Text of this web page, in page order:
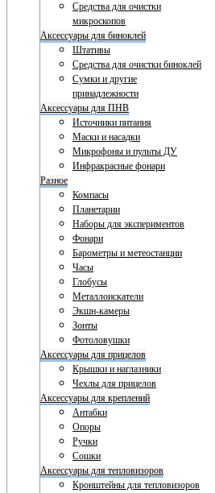
Средства для очистки
микроскопов
Аксессуары для биноклей
Штативы
Средства для очистки биноклей
Сумки и другие
принадлежности
Аксессуары для ПНВ
Источники питания
Маски и насадки
Микрофоны и пульты ДУ
Инфракрасные фонари
Разное
Компасы
Планетарии
Наборы для экспериментов
Фонари
Барометры и метеостанции
Часы
Глобусы
Металлоискатели
Экшн-камеры
Зонты
Фотоловушки
Аксессуары для прицелов
Крышки и наглазники
Чехлы для прицелов
Аксессуары для креплений
Антабки
Опоры
Ручки
Сошки
Аксессуары для тепловизоров
Кронштейны для тепловизоров